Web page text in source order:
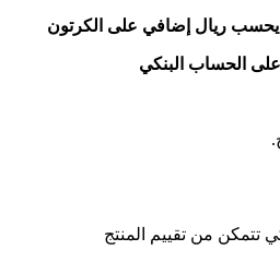
يحسب ريال إضافي على الكرتون
على الحساب البنكي
تتمكن من تقييم المنتج